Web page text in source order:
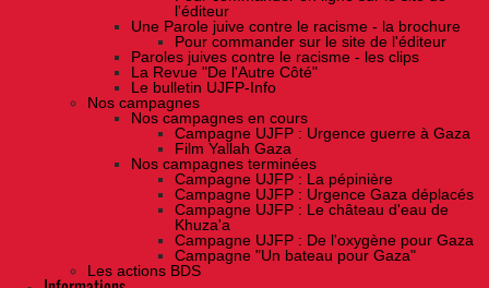
l'éditeur
Une Parole juive contre le racisme - la brochure
Pour commander sur le site de l'éditeur
Paroles juives contre le racisme - les clips
La Revue "De l'Autre Côté"
Le bulletin UJFP-Info
Nos campagnes
Nos campagnes en cours
Campagne UJFP : Urgence guerre à Gaza
Film Yallah Gaza
Nos campagnes terminées
Campagne UJFP : La pépinière
Campagne UJFP : Urgence Gaza déplacés
Campagne UJFP : Le château d'eau de
Khuza'a
Campagne UJFP : De l'oxygène pour Gaza
Campagne "Un bateau pour Gaza"
Les actions BDS